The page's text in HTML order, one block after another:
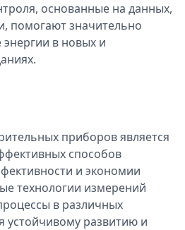
основанные на данных,
помогают значительно
в новых и
приборов является
способов
и экономии
технологии измерений
в различных
устойчивому развитию и